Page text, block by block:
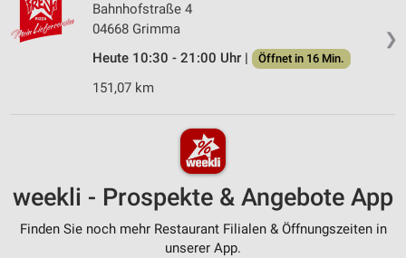
❯
Bahnhofstraße 4
04668 Grimma
Heute 10:30 - 21:00 Uhr |
Öffnet in 16 Min.
151,07 km
weekli - Prospekte & Angebote App
Finden Sie noch mehr Restaurant Filialen & Öffnungszeiten in
unserer App.